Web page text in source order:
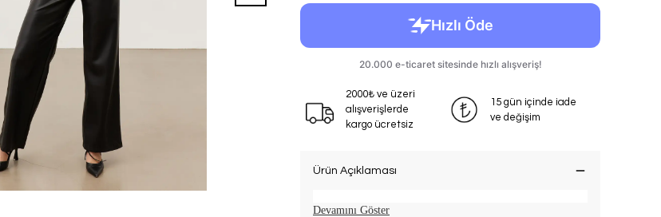
2000₺ ve üzeri
alışverişlerde
kargo ücretsiz
15 gün içinde iade
ve değişim
Ürün Açıklaması
Devamını Göster